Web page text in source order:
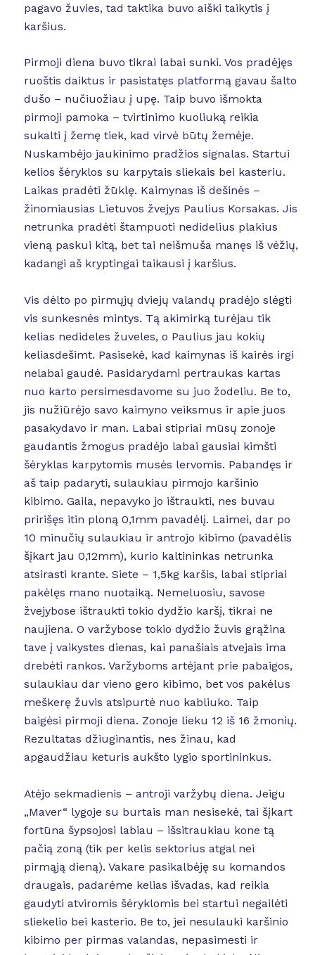
pagavo žuvies, tad taktika buvo aiški taikytis į
karšius.
Pirmoji diena buvo tikrai labai sunki. Vos pradėjęs
ruoštis daiktus ir pasistatęs platformą gavau šalto
dušo – nučiuožiau į upę. Taip buvo išmokta
pirmoji pamoka – tvirtinimo kuoliuką reikia
sukalti į žemę tiek, kad virvė būtų žemėje.
Nuskambėjo jaukinimo pradžios signalas. Startui
kelios šėryklos su karpytais sliekais bei kasteriu.
Laikas pradėti žūklę. Kaimynas iš dešinės –
žinomiausias Lietuvos žvejys Paulius Korsakas. Jis
netrunka pradėti štampuoti nedidelius plakius
vieną paskui kitą, bet tai neišmuša manęs iš vėžių,
kadangi aš kryptingai taikausi į karšius.
Vis dėlto po pirmųjų dviejų valandų pradėjo slėgti
vis sunkesnės mintys. Tą akimirką turėjau tik
kelias nedideles žuveles, o Paulius jau kokių
keliasdešimt. Pasisekė, kad kaimynas iš kairės irgi
nelabai gaudė. Pasidarydami pertraukas kartas
nuo karto persimesdavome su juo žodeliu. Be to,
jis nužiūrėjo savo kaimyno veiksmus ir apie juos
pasakydavo ir man. Labai stipriai mūsų zonoje
gaudantis žmogus pradėjo labai gausiai kimšti
šėryklas karpytomis musės lervomis. Pabandęs ir
aš taip padaryti, sulaukiau pirmojo karšinio
kibimo. Gaila, nepavyko jo ištraukti, nes buvau
pririšęs itin ploną 0,1mm pavadėlį. Laimei, dar po
10 minučių sulaukiau ir antrojo kibimo (pavadėlis
šįkart jau 0,12mm), kurio kaltininkas netrunka
atsirasti krante. Siete – 1,5kg karšis, labai stipriai
pakėlęs mano nuotaiką. Nemeluosiu, savose
žvejybose ištraukti tokio dydžio karšį, tikrai ne
naujiena. O varžybose tokio dydžio žuvis grąžina
tave į vaikystes dienas, kai panašiais atvejais ima
drebėti rankos. Varžyboms artėjant prie pabaigos,
sulaukiau dar vieno gero kibimo, bet vos pakėlus
meškerę žuvis atsipurtė nuo kabliuko. Taip
baigėsi pirmoji diena. Zonoje lieku 12 iš 16 žmonių.
Rezultatas džiuginantis, nes žinau, kad
apgaudžiau keturis aukšto lygio sportininkus.
Atėjo sekmadienis – antroji varžybų diena. Jeigu
„Maver“ lygoje su burtais man nesisekė, tai šįkart
fortūna šypsojosi labiau – išsitraukiau kone tą
pačią zoną (tik per kelis sektorius atgal nei
pirmąją dieną). Vakare pasikalbėję su komandos
draugais, padarėme kelias išvadas, kad reikia
gaudyti atviromis šėryklomis bei startui negailėti
sliekelio bei kasterio. Be to, jei nesulauki karšinio
kibimo per pirmas valandas, nepasimesti ir